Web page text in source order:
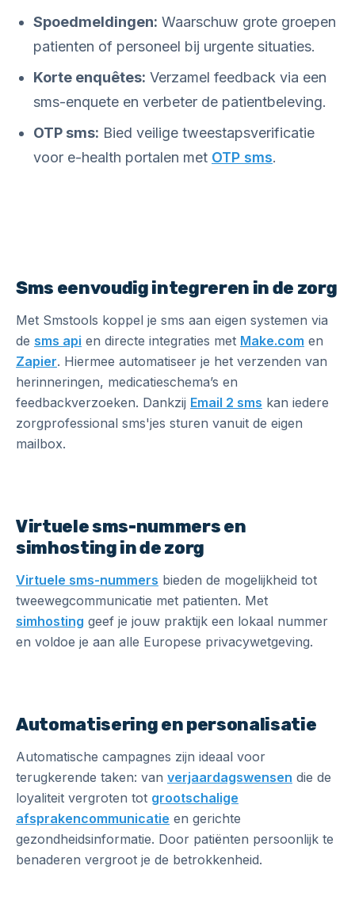
Spoedmeldingen: Waarschuw grote groepen
patienten of personeel bij urgente situaties.
Korte enquêtes: Verzamel feedback via een
sms-enquete en verbeter de patientbeleving.
OTP sms: Bied veilige tweestapsverificatie
voor e-health portalen met OTP sms.
Sms eenvoudig integreren in de zorg
Met Smstools koppel je sms aan eigen systemen via
de sms api en directe integraties met Make.com en
Zapier. Hiermee automatiseer je het verzenden van
herinneringen, medicatieschema’s en
feedbackverzoeken. Dankzij Email 2 sms kan iedere
zorgprofessional sms'jes sturen vanuit de eigen
mailbox.
Virtuele sms-nummers en
simhosting in de zorg
Virtuele sms-nummers bieden de mogelijkheid tot
tweewegcommunicatie met patienten. Met
simhosting geef je jouw praktijk een lokaal nummer
en voldoe je aan alle Europese privacywetgeving.
Automatisering en personalisatie
Automatische campagnes zijn ideaal voor
terugkerende taken: van verjaardagswensen die de
loyaliteit vergroten tot grootschalige
afsprakencommunicatie en gerichte
gezondheidsinformatie. Door patiënten persoonlijk te
benaderen vergroot je de betrokkenheid.